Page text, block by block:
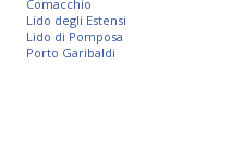
Comacchio
Lido degli Estensi
Lido di Pomposa
Porto Garibaldi